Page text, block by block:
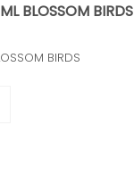
BLOSSOM BIRDS
BIRDS